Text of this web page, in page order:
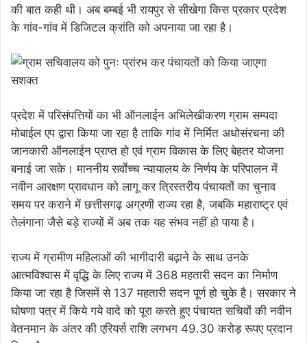
की बात कही थी। अब बम्बई भी रायपुर से सीखेगा किस प्रकार प्रदेश
के गांव-गांव में डिजिटल क्रांति को अपनाया जा रहा है।
प्रदेश में परिसंपत्तियों का भी ऑनलाईन अभिलेखीकरण ग्राम सम्पदा
मोबाईल एप द्वारा किया जा रहा है ताकि गांव में निर्मित अधोसंरचना की
जानकारी ऑनलाईन प्राप्त हो एवं ग्राम विकास के लिए बेहतर योजना
बनाई जा सके। माननीय सर्वाेच्च न्यायालय के निर्णय के परिपालन में
नवीन आरक्षण प्रावधान को लागू कर त्रिस्तरीय पंचायतों का चुनाव
समय पर कराने में छत्तीसगढ़ अग्रणी राज्य रहा है, जबकि महाराष्ट्र एवं
तेलंगाना जैसे बड़े राज्यों में अब तक यह संभव नहीं हो पाया है।
राज्य में ग्रामीण महिलाओं की भागीदारी बढ़ाने के साथ उनके
आत्मविश्वास में वृद्धि के लिए राज्य में 368 महतारी सदन का निर्माण
किया जा रहा है जिसमें से 137 महतारी सदन पूर्ण हो चुके है। सरकार ने
घोषणा पत्र में किये गये वादे को पूरा करते हुए पंचायत सचिवों की नवीन
वेतनमान के अंतर की एरियर्स राशि लगभग 49.30 करोड़ रूपए प्रदान